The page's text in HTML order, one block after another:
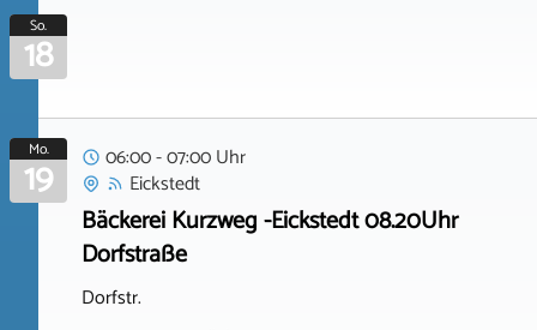
So.
18
Mo.
19
06:00 - 07:00 Uhr
Eickstedt
Bäckerei Kurzweg -Eickstedt 08.20Uhr
Dorfstraße
Dorfstr.